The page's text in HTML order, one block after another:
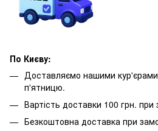
По Києву:
Доставляємо нашими кур'єрами
п'ятницю.
Вартість доставки 100 грн. при
Безкоштовна доставка при